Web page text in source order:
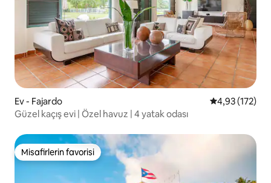
Ev - Fajardo 5 üzerinden
4,93 (172)
Güzel kaçış evi | Özel havuz | 4 yatak odası
Misafirlerin favorisi
Misafirlerin favorisi